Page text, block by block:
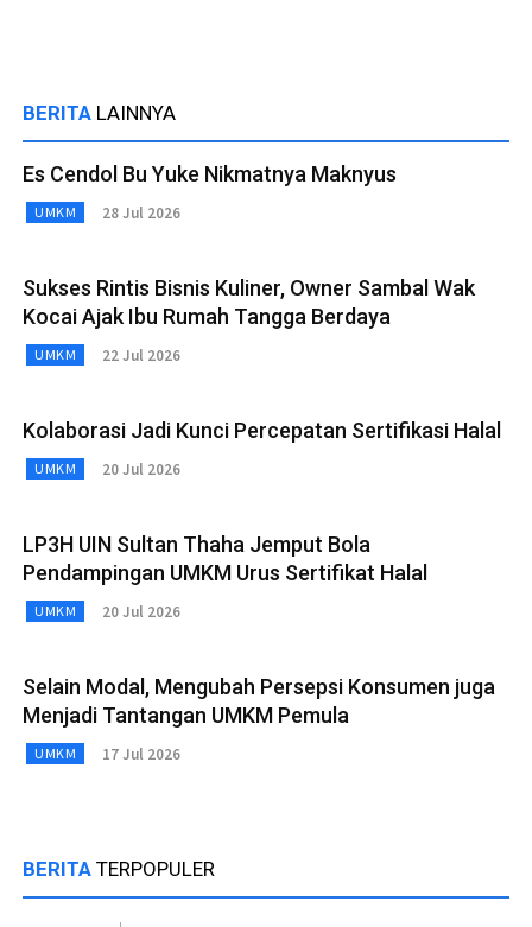
BERITA LAINNYA
Es Cendol Bu Yuke Nikmatnya Maknyus
UMKM 28 Jul 2026
Sukses Rintis Bisnis Kuliner, Owner Sambal Wak
Kocai Ajak Ibu Rumah Tangga Berdaya
UMKM 22 Jul 2026
Kolaborasi Jadi Kunci Percepatan Sertifikasi Halal
UMKM 20 Jul 2026
LP3H UIN Sultan Thaha Jemput Bola
Pendampingan UMKM Urus Sertifikat Halal
UMKM 20 Jul 2026
Selain Modal, Mengubah Persepsi Konsumen juga
Menjadi Tantangan UMKM Pemula
UMKM 17 Jul 2026
BERITA TERPOPULER